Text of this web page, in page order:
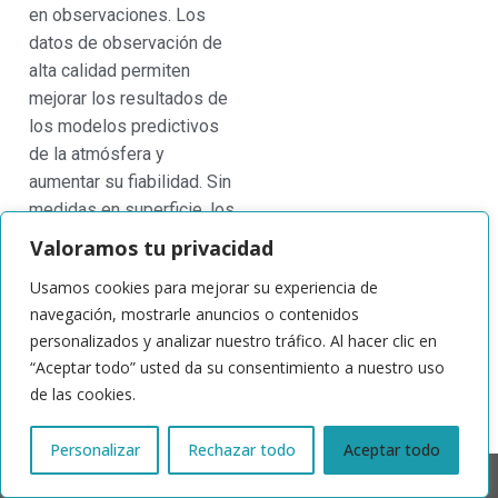
Valoramos tu privacidad
Usamos cookies para mejorar su experiencia de
navegación, mostrarle anuncios o contenidos
personalizados y analizar nuestro tráfico. Al hacer clic en
“Aceptar todo” usted da su consentimiento a nuestro uso
de las cookies.
Personalizar Rechazar todo Aceptar todo
en observaciones. Los
datos de observación de
alta calidad permiten
mejorar los resultados de
los modelos predictivos
de la atmósfera y
aumentar su fiabilidad. Sin
medidas en superficie, los
sensores satelitales no
pueden ser validados con
precisión.
© 2024 | ACTRIS España